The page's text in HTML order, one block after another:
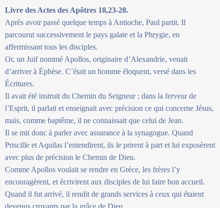
Livre des Actes des Apôtres 18,23-28.
Après avoir passé quelque temps à Antioche, Paul partit. Il
parcourut successivement le pays galate et la Phrygie, en
affermissant tous les disciples.
Or, un Juif nommé Apollos, originaire d’Alexandrie, venait
d’arriver à Éphèse. C’était un homme éloquent, versé dans les
Écritures.
Il avait été instruit du Chemin du Seigneur ; dans la ferveur de
l’Esprit, il parlait et enseignait avec précision ce qui concerne Jésus,
mais, comme baptême, il ne connaissait que celui de Jean.
Il se mit donc à parler avec assurance à la synagogue. Quand
Priscille et Aquilas l’entendirent, ils le prirent à part et lui exposèrent
avec plus de précision le Chemin de Dieu.
Comme Apollos voulait se rendre en Grèce, les frères l’y
encouragèrent, et écrivirent aux disciples de lui faire bon accueil.
Quand il fut arrivé, il rendit de grands services à ceux qui étaient
devenus croyants par la grâce de Dieu.